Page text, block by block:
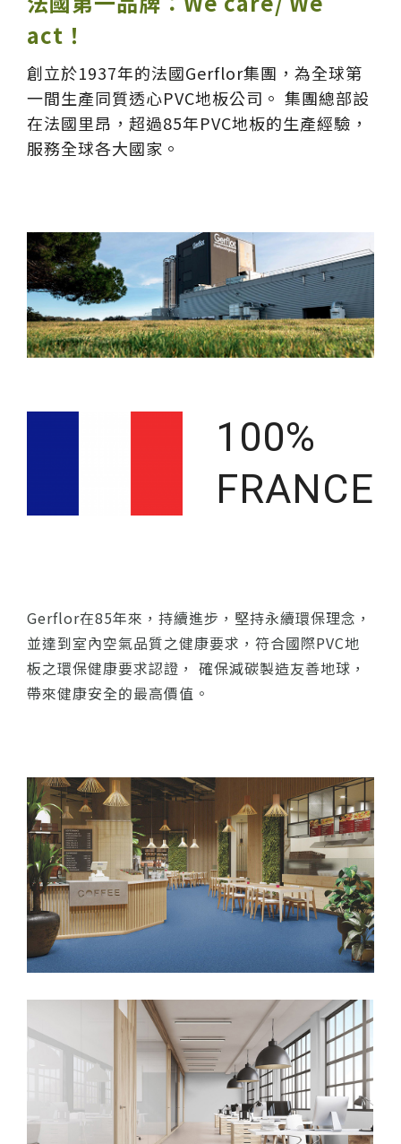
act！
創立於1937年的法國Gerflor集團，為全球第
一間生產同質透心PVC地板公司。 集團總部設
在法國里昂，超過85年PVC地板的生產經驗，
服務全球各大國家。
100%
FRANCE
Gerflor在85年來，持續進步，堅持永續環保理念，
並達到室內空氣品質之健康要求，符合國際PVC地
板之環保健康要求認證， 確保減碳製造友善地球，
帶來健康安全的最高價值。